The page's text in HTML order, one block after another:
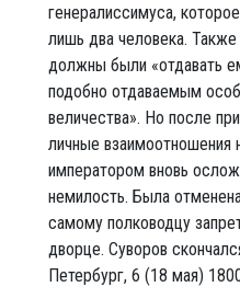
генералиссимуса,
лишь два человека.
должны были «отдавать
подобно отдаваемым
величества». Но после
личные взаимоотношения
императором вновь
немилость. Была
самому полководцу
дворце. Суворов
Петербург, 6 (18 мая)